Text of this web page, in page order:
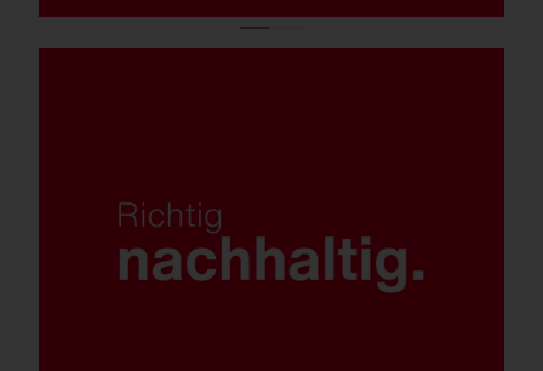
Verschiedene Licht­verteilungen dank
linsenbasierter, leistungsstarker LED-
Technologie – mit 0 % Lichtimmission bei
0° Neigung.